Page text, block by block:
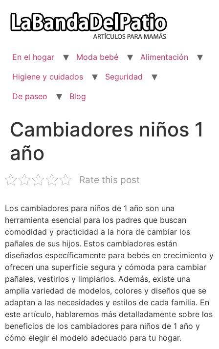
contenido
En el hogar Moda bebé
Alimentación
Higiene y cuidados
Seguridad
De paseo
Blog
Cambiadores niños 1
año
Rate this post
Los cambiadores para niños de 1 año son una
herramienta esencial para los padres que buscan
comodidad y practicidad a la hora de cambiar los
pañales de sus hijos. Estos cambiadores están
diseñados específicamente para bebés en crecimiento y
ofrecen una superficie segura y cómoda para cambiar
pañales, vestirlos y limpiarlos. Además, existe una
amplia variedad de modelos, colores y diseños que se
adaptan a las necesidades y estilos de cada familia. En
este artículo, hablaremos más detalladamente sobre los
beneficios de los cambiadores para niños de 1 año y
cómo elegir el modelo adecuado para tu hogar.